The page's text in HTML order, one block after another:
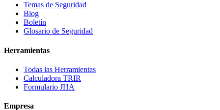
Temas de Seguridad
Blog
Boletín
Glosario de Seguridad
Herramientas
Todas las Herramientas
Calculadora TRIR
Formulario JHA
Empresa